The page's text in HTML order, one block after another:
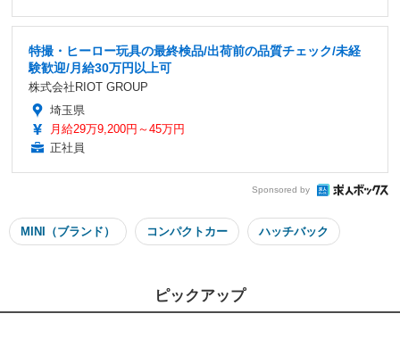
特撮・ヒーロー玩具の最終検品/出荷前の品質チェック/未経
験歓迎/月給30万円以上可
株式会社RIOT GROUP
埼玉県
月給29万9,200円～45万円
正社員
Sponsored by
MINI（ブランド） コンパクトカー ハッチバック
ピックアップ